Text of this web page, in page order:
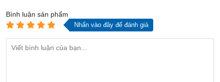
Bình luận sản phẩm
Nhấn vào đây để đánh giá